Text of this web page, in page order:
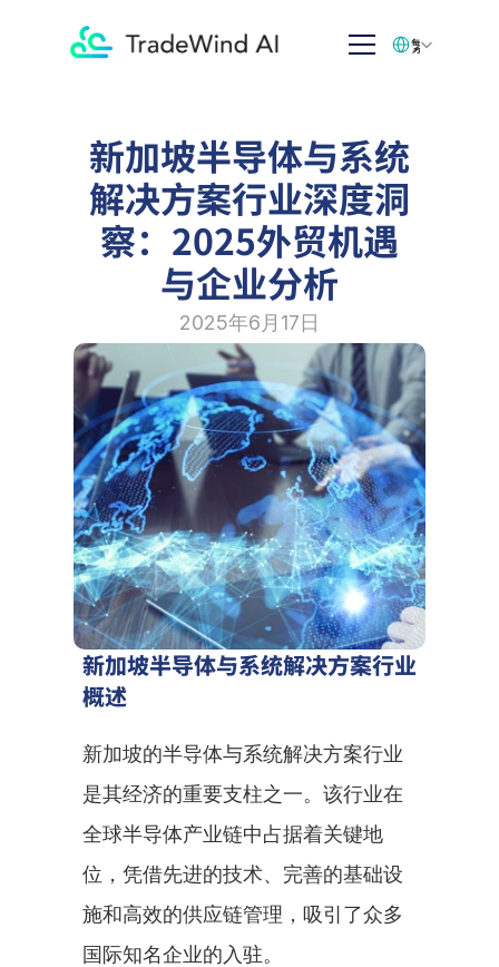
新加坡半导体与系统
解决方案行业深度洞
察：2025外贸机遇
与企业分析
2025年6月17日
新加坡半导体与系统解决方案行业
概述
新加坡的半导体与系统解决方案行业
是其经济的重要支柱之一。该行业在
全球半导体产业链中占据着关键地
位，凭借先进的技术、完善的基础设
施和高效的供应链管理，吸引了众多
国际知名企业的入驻。
繁体中文